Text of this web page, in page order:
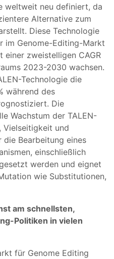
weltweit neu definiert, da
Alternative zum
Diese Technologie
im Genome-Editing-Markt
zweistelligen CAGR
2023-2030 wachsen.
Technologie die
während des
Die
Wachstum der TALEN-
Vielseitigkeit und
die Bearbeitung eines
einschließlich
werden und eignet
wie Substitutionen,
am schnellsten,
Politiken in vielen
für Genome Editing